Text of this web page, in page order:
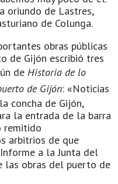
oriundo de Lastres,
de Colunga.
obras públicas
de Gijón escribió tres
de Historia de lo
de Gijón: «Noticias
concha de Gijón,
la entrada de la barra
remitido
arbitrios de que
a la Junta del
las obras del puerto de